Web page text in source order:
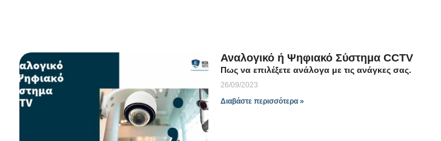
Αναλογικό ή Ψηφιακό Σύστημα CCTV
Πως να επιλέξετε ανάλογα με τις ανάγκες σας.
26/09/2023
Διαβάστε περισσότερα »